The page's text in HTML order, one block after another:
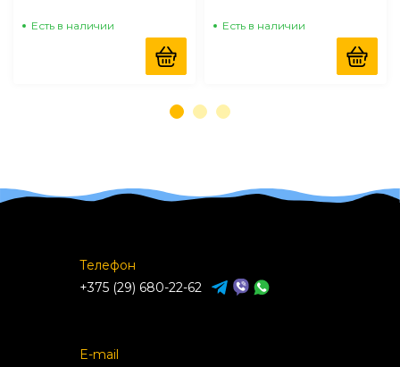
Есть в наличии Есть в наличии
Телефон
+375 (29) 680-22-62
E-mail